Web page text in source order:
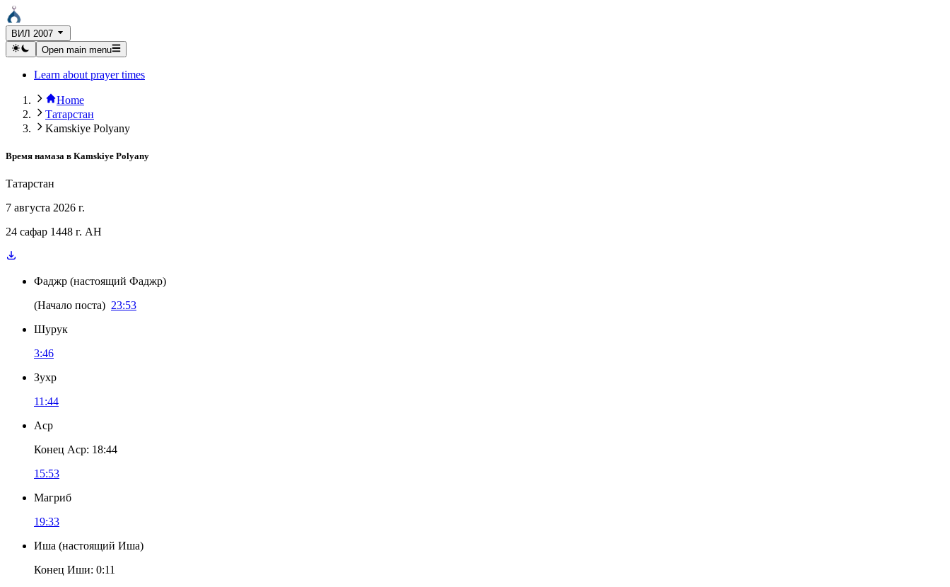
ВИЛ 2007
Open main menu
Learn about prayer times
Home
Татарстан
Kamskiye Polyany
Время намаза в Kamskiye Polyany
Татарстан
7 августа 2026 г.
24 сафар 1448 г. AH
Фаджр (настоящий Фаджр)
(Начало поста) 23:53
Шурук
3:46
Зухр
11:44
Аср
Конец Аср: 18:44
15:53
Магриб
19:33
Иша (настоящий Иша)
Конец Иши: 0:11